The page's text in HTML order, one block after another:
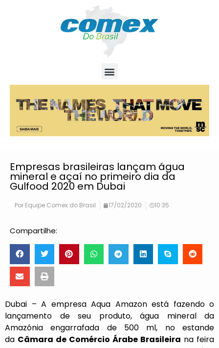
Empresas brasileiras lançam água
mineral e açaí no primeiro dia da
Gulfood 2020 em Dubai
Por Equipe Comex do Brasil 17/02/2020 10:35
Compartilhe:
Dubai – A empresa Aqua Amazon está fazendo o
lançamento de seu produto, água mineral da
Amazônia engarrafada de 500 ml, no estande
da Câmara de Comércio Árabe Brasileira na feira